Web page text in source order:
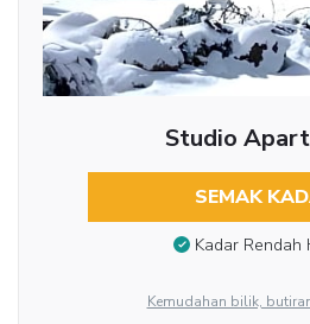
Studio
SEMAK
Kadar Rendah
Kemudahan bilik,